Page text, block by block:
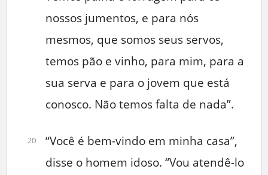
nossos jumentos, e para nós
mesmos, que somos seus servos,
temos pão e vinho, para mim, para a
sua serva e para o jovem que está
conosco. Não temos falta de nada”.
20
“Você é bem-vindo em minha casa”,
disse o homem idoso. “Vou atendê-lo